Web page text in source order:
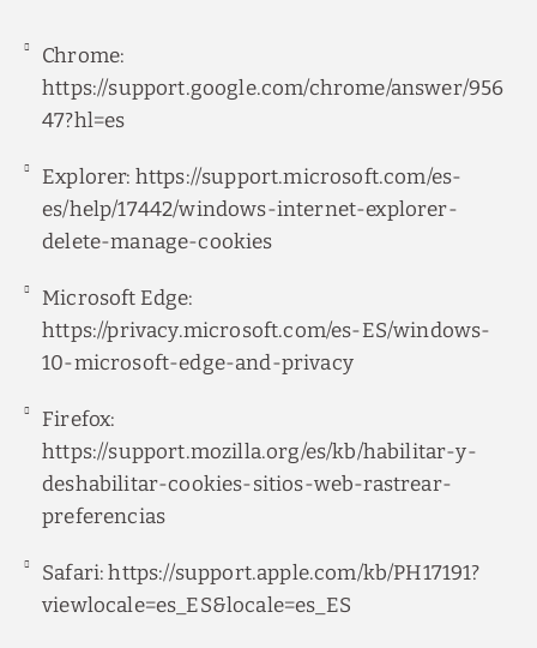
Chrome:
https://support.google.com/chrome/answer/956
47?hl=es
Explorer: https://support.microsoft.com/es-
es/help/17442/windows-internet-explorer-
delete-manage-cookies
Microsoft Edge:
https://privacy.microsoft.com/es-ES/windows-
10-microsoft-edge-and-privacy
Firefox:
https://support.mozilla.org/es/kb/habilitar-y-
deshabilitar-cookies-sitios-web-rastrear-
preferencias
Safari:https://support.apple.com/kb/PH17191?
viewlocale=es_ES&locale=es_ES